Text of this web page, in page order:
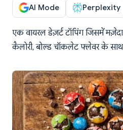
AI Mode Perplexity
एक वायरल डेज़र्ट टॉपिंग जिसमें
कैलोरी, बोल्ड चॉकलेट फ्लेवर के